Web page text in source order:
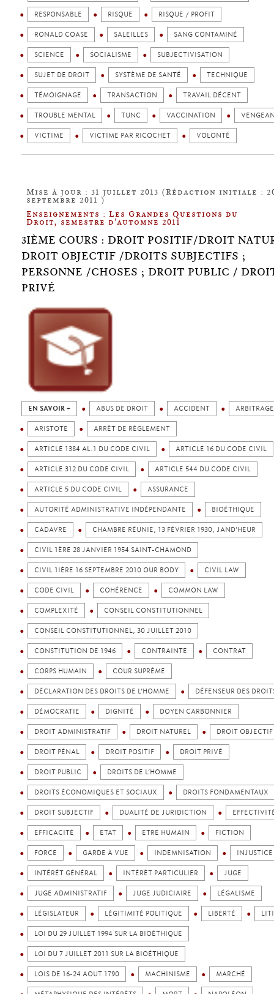
RESPONSABLE RISQUE RISQUE / PROFIT
RONALD COASE SALEILLES SANG CONTAMINÉ
SCIENCE SOCIALISME SUBJECTIVISATION
SUJET DE DROIT SYSTÈME DE SANTÉ TECHNIQUE
TÉMOIGNAGE TRANSACTION TRAVAIL DÉCENT
TROUBLE MENTAL TUNC VACCINATION
VICTIME VICTIME PAR RICOCHET VOLONTÉ
Mise à jour : 31 juillet 2013 (Rédaction initiale :
septembre 2011 )
Enseignements : Les Grandes Questions du
Droit, semestre d'automne 2011
3IÈME COURS : DROIT POSITIF/DROIT
DROIT OBJECTIF /DROITS SUBJECTIFS ;
PERSONNE /CHOSES ; DROIT PUBLIC /
PRIVÉ
EN SAVOIR + ABUS DE DROIT ACCIDENT ARBITRAGE
ARISTOTE ARRÊT DE RÈGLEMENT
ARTICLE 1384 AL.1 DU CODE CIVIL ARTICLE 16 DU CODE CIVIL
ARTICLE 312 DU CODE CIVIL ARTICLE 544 DU CODE CIVIL
ARTICLE 5 DU CODE CIVIL ASSURANCE
AUTORITÉ ADMINISTRATIVE INDÉPENDANTE BIOÉTHIQUE
CADAVRE CHAMBRE RÉUNIE, 13 FÉVRIER 1930, JAND’HEUR
CIVIL 1ÈRE 28 JANVIER 1954 SAINT-CHAMOND
CIVIL 1IÈRE 16 SEPTEMBRE 2010 OUR BODY CIVIL LAW
CODE CIVIL COHÉRENCE COMMON LAW
COMPLEXITÉ CONSEIL CONSTITUTIONNEL
CONSEIL CONSTITUTIONNEL, 30 JUILLET 2010
CONSTITUTION DE 1946 CONTRAINTE CONTRAT
CORPS HUMAIN COUR SUPRÊME
DÉCLARATION DES DROITS DE L’HOMME DÉFENSEUR DES
DÉMOCRATIE DIGNITÉ DOYEN CARBONNIER
DROIT ADMINISTRATIF DROIT NATUREL DROIT OBJECTIF
DROIT PÉNAL DROIT POSITIF DROIT PRIVÉ
DROIT PUBLIC DROITS DE L’HOMME
DROITS ÉCONOMIQUES ET SOCIAUX DROITS FONDAMENTAUX
DROIT SUBJECTIF DUALITÉ DE JURIDICTION
EFFICACITÉ ETAT ETRE HUMAIN FICTION
FORCE GARDE À VUE INDEMNISATION INJUSTICE
INTÉRÊT GÉNÉRAL INTÉRÊT PARTICULIER JUGE
JUGE ADMINISTRATIF JUGE JUDICIAIRE LÉGALISME
LÉGISLATEUR LÉGITIMITÉ POLITIQUE LIBERTÉ
LOI DU 29 JUILLET 1994 SUR LA BIOÉTHIQUE
LOI DU 7 JUILLET 2011 SUR LA BIOÉTHIQUE
LOIS DE 16-24 AOUT 1790 MACHINISME MARCHÉ